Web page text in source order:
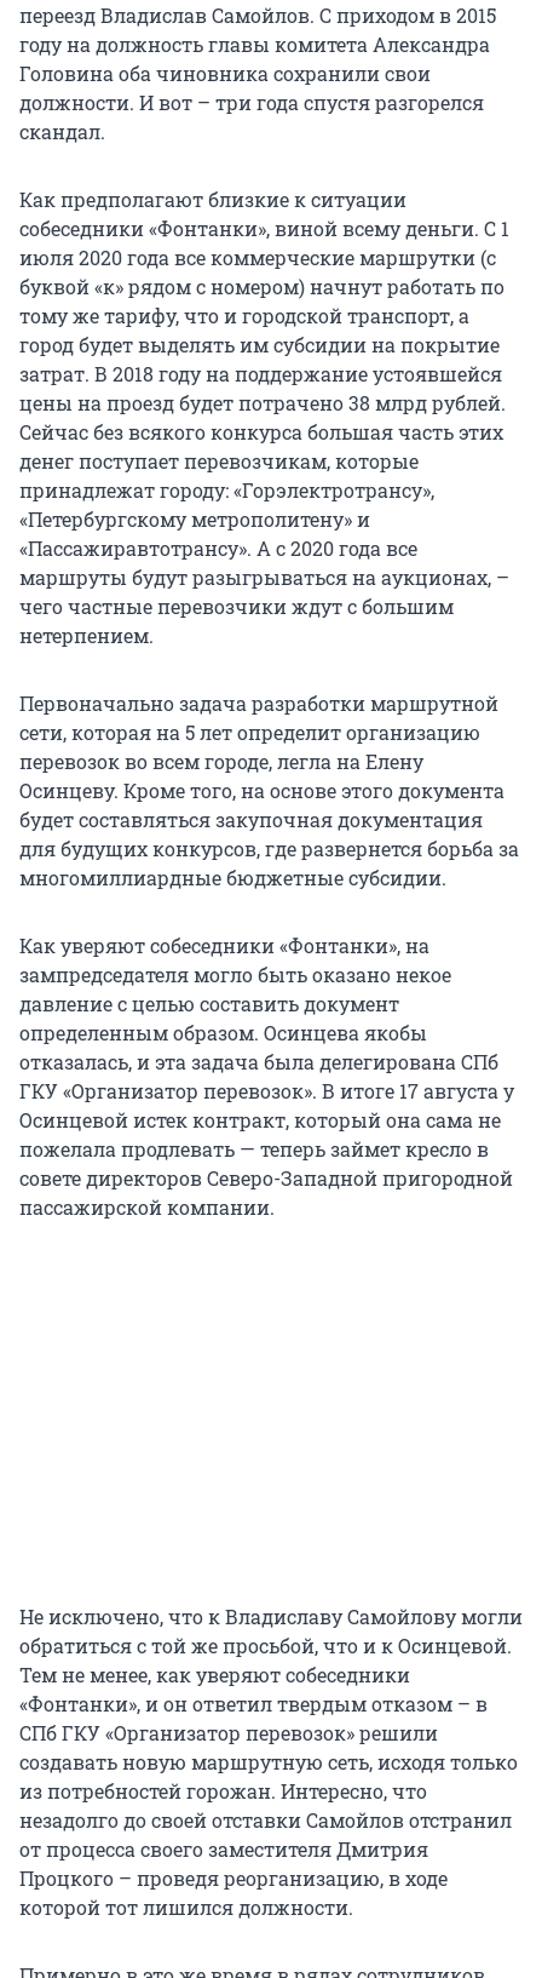
переезд Владислав Самойлов. С приходом в 2015
году на должность главы комитета Александра
Головина оба чиновника сохранили свои
должности. И вот – три года спустя разгорелся
скандал.
Как предполагают близкие к ситуации
собеседники «Фонтанки», виной всему деньги. С 1
июля 2020 года все коммерческие маршрутки (с
буквой «к» рядом с номером) начнут работать по
тому же тарифу, что и городской транспорт, а
город будет выделять им субсидии на покрытие
затрат. В 2018 году на поддержание устоявшейся
цены на проезд будет потрачено 38 млрд рублей.
Сейчас без всякого конкурса большая часть этих
денег поступает перевозчикам, которые
принадлежат городу: «Горэлектротрансу»,
«Петербургскому метрополитену» и
«Пассажиравтотрансу». А с 2020 года все
маршруты будут разыгрываться на аукционах, –
чего частные перевозчики ждут с большим
нетерпением.
Первоначально задача разработки маршрутной
сети, которая на 5 лет определит организацию
перевозок во всем городе, легла на Елену
Осинцеву. Кроме того, на основе этого документа
будет составляться закупочная документация
для будущих конкурсов, где развернется борьба за
многомиллиардные бюджетные субсидии.
Как уверяют собеседники «Фонтанки», на
зампредседателя могло быть оказано некое
давление с целью составить документ
определенным образом. Осинцева якобы
отказалась, и эта задача была делегирована СПб
ГКУ «Организатор перевозок». В итоге 17 августа у
Осинцевой истек контракт, который она сама не
пожелала продлевать — теперь займет кресло в
совете директоров Северо-Западной пригородной
пассажирской компании.
Не исключено, что к Владиславу Самойлову могли
обратиться с той же просьбой, что и к Осинцевой.
Тем не менее, как уверяют собеседники
«Фонтанки», и он ответил твердым отказом – в
СПб ГКУ «Организатор перевозок» решили
создавать новую маршрутную сеть, исходя только
из потребностей горожан. Интересно, что
незадолго до своей отставки Самойлов отстранил
от процесса своего заместителя Дмитрия
Процкого – проведя реорганизацию, в ходе
которой тот лишился должности.